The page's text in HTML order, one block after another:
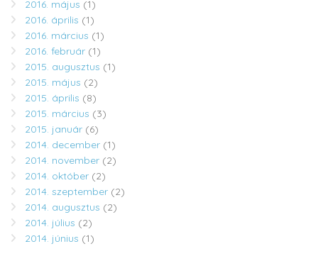
2016. május (1)
2016. április (1)
2016. március (1)
2016. február (1)
2015. augusztus (1)
2015. május (2)
2015. április (8)
2015. március (3)
2015. január (6)
2014. december (1)
2014. november (2)
2014. október (2)
2014. szeptember (2)
2014. augusztus (2)
2014. július (2)
2014. június (1)